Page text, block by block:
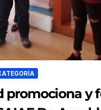
promociona y